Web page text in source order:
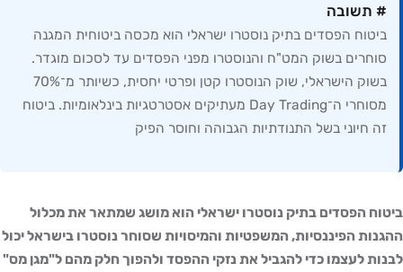
הפסדים בתיק נוסטרו ישראלי הוא מכסה ביטוחית המגנה
בשוק המט"ח והנוסטרו מפני הפסדים עד לסכום מוגדר.
בשוק הישראלי, שוק הנוסטרו קטן ופרטי יחסית, כשיותר מ־70%
מסוחרי ה־Day Trading מעתיקים אסטרטגיות בינלאומיות. ביטוח
בשל התנודתיות הגבוהה וחוסר הפיק
הפסדים בתיק נוסטרו ישראלי הוא מושג שמתאר את מכלול
הפיננסיות, המשפטיות והמיסויות שסוחר נוסטרו בישראל יכול
לעצמו כדי להגביל את נזקי ההפסד ולהפוך חלק מהם ל"מגן מס"